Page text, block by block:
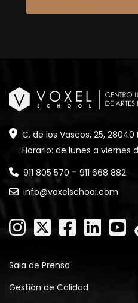
C. de los Vascos, 25, 28040
Horario: de lunes a viernes
911 805 570 - 911 668 882
info@voxelschool.com
Sala de Prensa
Gestión de Calidad